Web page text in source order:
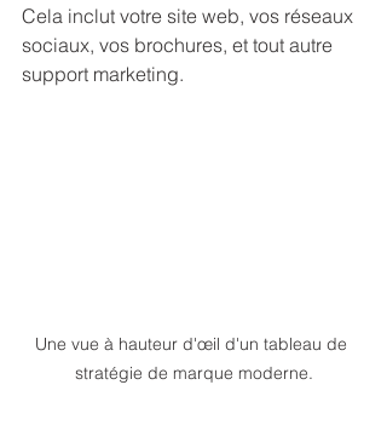
Cela inclut votre site web, vos réseaux
sociaux, vos brochures, et tout autre
support marketing.
Une vue à hauteur d'œil d'un tableau de
stratégie de marque moderne.